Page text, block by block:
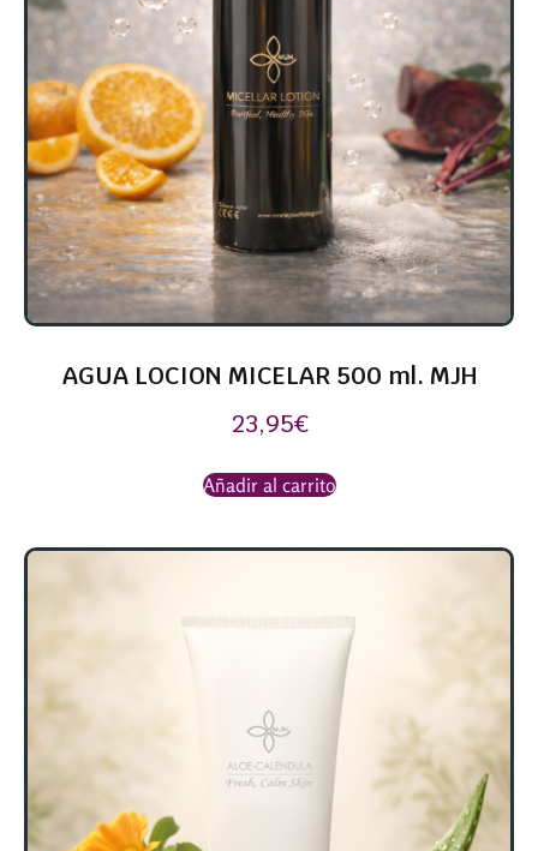
AGUA LOCION MICELAR 500 ml. MJH
23,95€
Añadir al carrito